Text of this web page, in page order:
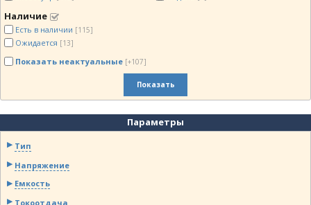
Наличие
Есть в наличии [115]
Ожидается [13]
Показать неактуальные [+107]
Показать
Параметры
Тип
Напряжение
Емкость
Токоотдача